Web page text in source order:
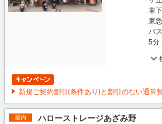
車
東
バ
5分
新規ご契約割引(条件あり)と割引のない通常
屋内 ハローストレージあざみ野